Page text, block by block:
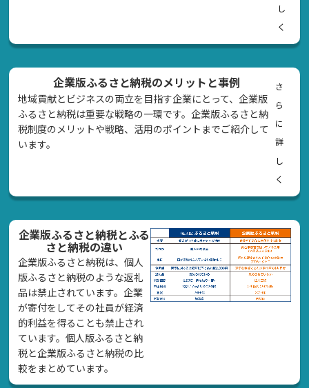
し
く
企業版ふるさと納税のメリットと事例
地域貢献とビジネスの両立を目指す企業にとって、企業版
ふるさと納税は重要な戦略の一環です。企業版ふるさと納
税制度のメリットや戦略、活用のポイントまでご紹介して
います。
さ
ら
に
詳
し
く
企業版ふるさと納税とふる
さと納税の違い
企業版ふるさと納税は、個人
版ふるさと納税のような返礼
品は禁止されています。企業
が寄付をしてその社員が経済
的利益を得ることも禁止され
ています。個人版ふるさと納
税と企業版ふるさと納税の比
較をまとめています。